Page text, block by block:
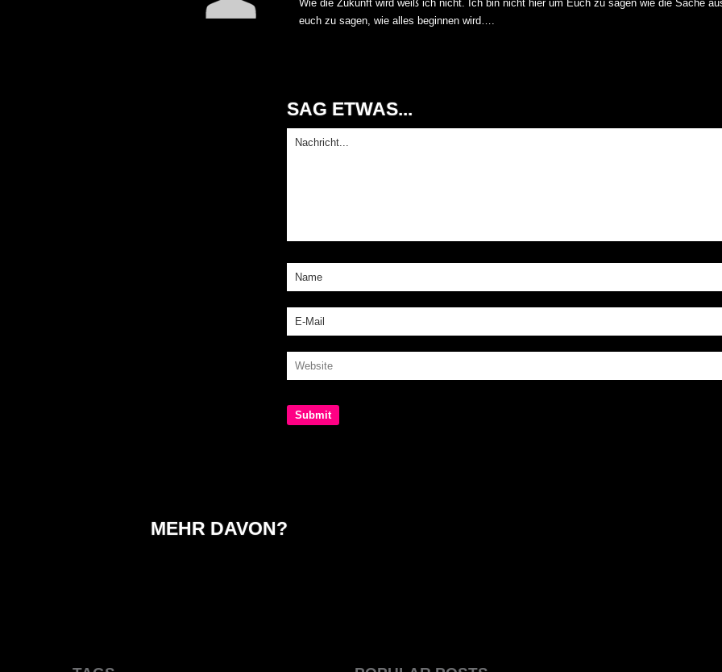
Wie die Zukunft wird weiß ich nicht. Ich bin nicht hier um Euch zu sagen wie die Sache
euch zu sagen, wie alles beginnen wird….
SAG ETWAS...
MEHR DAVON?